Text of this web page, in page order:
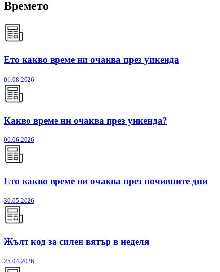
Времето
Ето какво време ни очаква през уикенда
01.08.2026
Какво време ни очаква през уикенда?
06.06.2026
Ето какво време ни очаква през почивните дни
30.05.2026
Жълт код за силен вятър в неделя
25.04.2026